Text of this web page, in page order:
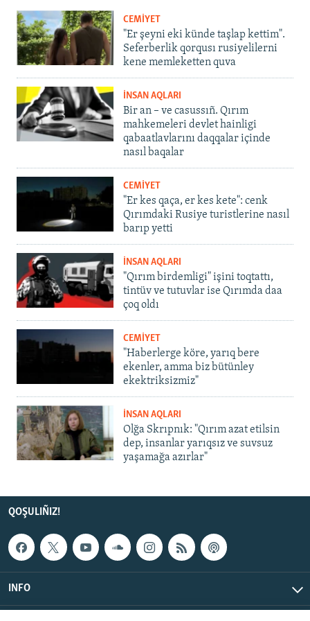
CEMİYET
"Er şeyni eki künde taşlap kettim".
Seferberlik qorqusı rusiyelilerni
kene memleketten quva
İNSAN AQLARI
Bir an – ve casussıñ. Qırım
mahkemeleri devlet hainligi
qabaatlavlarını daqqalar içinde
nasıl baqalar
CEMİYET
"Er kes qaça, er kes kete": cenk
Qırımdaki Rusiye turistlerine nasıl
barıp yetti
İNSAN AQLARI
"Qırım birdemligi" işini toqtattı,
tintüv ve tutuvlar ise Qırımda daa
çoq oldı
CEMİYET
"Haberlerge köre, yarıq bere
ekenler, amma biz bütünley
ekektriksizmiz"
İNSAN AQLARI
Olğa Skrıpnık: "Qırım azat etilsin
dep, insanlar yarıqsız ve suvsuz
yaşamağa azırlar"
QOŞULIÑIZ!
INFO